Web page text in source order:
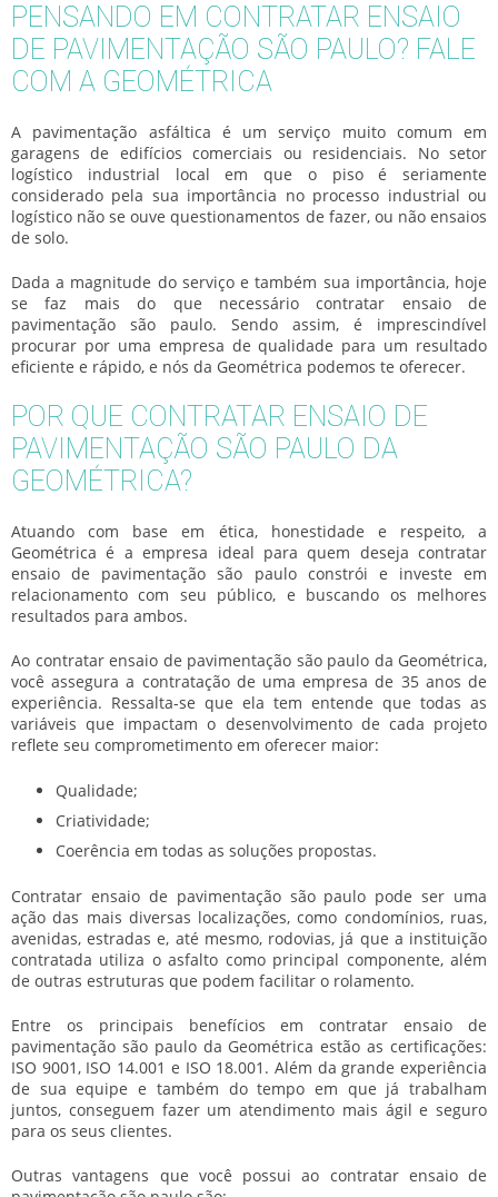
PENSANDO EM CONTRATAR ENSAIO
DE PAVIMENTAÇÃO SÃO PAULO? FALE
COM A GEOMÉTRICA
A pavimentação asfáltica é um serviço muito comum em
garagens de edifícios comerciais ou residenciais. No setor
logístico industrial local em que o piso é seriamente
considerado pela sua importância no processo industrial ou
logístico não se ouve questionamentos de fazer, ou não ensaios
de solo.
Dada a magnitude do serviço e também sua importância, hoje
se faz mais do que necessáriocontratar ensaio de
pavimentação são paulo. Sendo assim, é imprescindível
procurar por uma empresa de qualidade para um resultado
eficiente e rápido, e nós da Geométrica podemos te oferecer.
POR QUE CONTRATAR ENSAIO DE
PAVIMENTAÇÃO SÃO PAULO DA
GEOMÉTRICA?
Atuando com base em ética, honestidade e respeito, a
Geométrica é a empresa ideal para quem deseja contratar
ensaio de pavimentação são pauloconstrói e investe em
relacionamento com seu público, e buscando os melhores
resultados para ambos.
Ao contratar ensaio de pavimentação são paulo da Geométrica,
você assegura a contratação de uma empresa de 35 anos de
experiência. Ressalta-se que ela tem entende que todas as
variáveis que impactam o desenvolvimento de cada projeto
reflete seu comprometimento em oferecer maior:
Qualidade;
Criatividade;
Coerência em todas as soluções propostas.
Contratar ensaio de pavimentação são paulo pode ser uma
ação das mais diversas localizações, como condomínios, ruas,
avenidas, estradas e, até mesmo, rodovias, já que a instituição
contratada utiliza o asfalto como principal componente, além
de outras estruturas que podem facilitar o rolamento.
Entre os principais benefícios emcontratar ensaio de
pavimentação são pauloda Geométrica estão as certificações:
ISO 9001, ISO 14.001 e ISO 18.001. Além da grande experiência
de sua equipe e também do tempo em que já trabalham
juntos, conseguem fazer um atendimento mais ágil e seguro
para os seus clientes.
Outras vantagens que você possui ao contratar ensaio de